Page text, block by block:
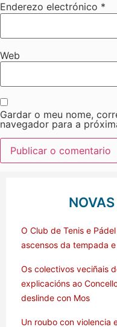
Enderezo electrónico *
Web
Gardar o meu nome,
navegador para a
O Club de Tenis e
ascensos da tempada
Os colectivos veciñais
explicacións ao
deslinde con Mos
Un roubo con violencia